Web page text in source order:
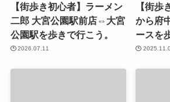
【街歩き初心者】ラーメン
二郎 大宮公園駅前店⇔大宮
公園駅を歩きで行こう。
2026.07.11
【街歩
から府
ースを